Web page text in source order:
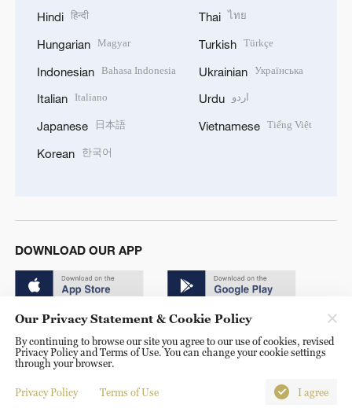
Hindi हिन्दी
Hungarian Magyar
Indonesian Bahasa Indonesia
Italian Italiano
Japanese 日本語
Korean 한국어
Thai ไทย
Turkish Türkçe
Ukrainian Українська
Urdu اردو
Vietnamese Tiếng Việt
DOWNLOAD OUR APP
© China Radio International.CRI. All Rights Reserved. 16A
Shijingshan Road, Beijing, China. 100040
Our Privacy Statement & Cookie Policy
By continuing to browse our site you agree to our use of cookies, revised
Privacy Policy and Terms of Use. You can change your cookie settings
through your browser.
Privacy Policy Terms of Use I agree